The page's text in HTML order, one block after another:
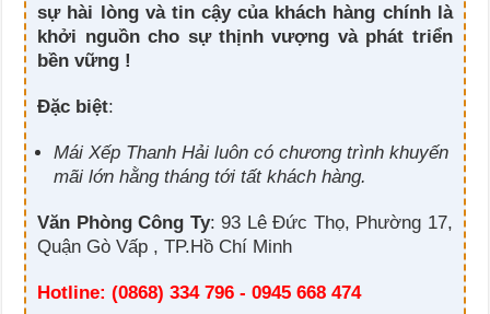
sự hài lòng và tin cậy của khách hàng chính là
khởi nguồn cho sự thịnh vượng và phát triển
bền vững !
Đặc biệt:
Mái Xếp Thanh Hải luôn có chương trình khuyến
mãi lớn hằng tháng tới tất khách hàng.
Văn Phòng Công Ty: 93 Lê Đức Thọ, Phường 17,
Quận Gò Vấp , TP.Hồ Chí Minh
Hotline: (0868) 334 796 - 0945 668 474